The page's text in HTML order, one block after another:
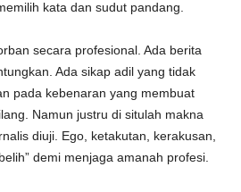
kata dan sudut pandang.
secara profesional. Ada berita
Ada sikap adil yang tidak
pada kebenaran yang membuat
Namun justru di situlah makna
diuji. Ego, ketakutan, kerakusan,
demi menjaga amanah profesi.